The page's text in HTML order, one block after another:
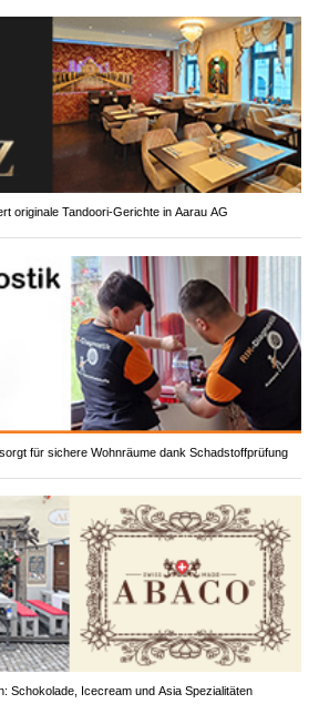
originale Tandoori-Gerichte in Aarau AG
für sichere Wohnräume dank Schadstoffprüfung
Schokolade, Icecream und Asia Spezialitäten